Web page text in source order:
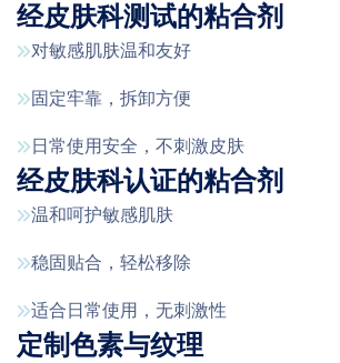
经皮肤科测试的粘合剂
对敏感肌肤温和友好
固定牢靠，拆卸方便
日常使用安全，不刺激皮肤
经皮肤科认证的粘合剂
温和呵护敏感肌肤
稳固贴合，轻松移除
适合日常使用，无刺激性
定制色素与纹理